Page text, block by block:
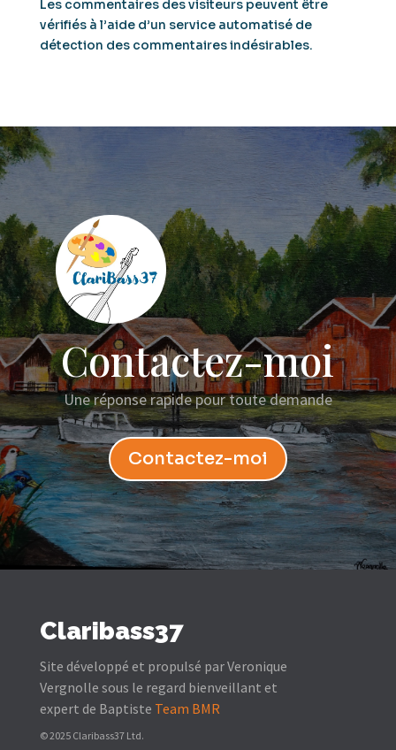
Les commentaires des visiteurs peuvent être
vérifiés à l’aide d’un service automatisé de
détection des commentaires indésirables.
Contactez-moi
Une réponse rapide pour toute demande
Contactez-moi
Claribass37
Site développé et propulsé par Veronique
Vergnolle sous le regard bienveillant et
expert de Baptiste Team BMR
© 2025 Claribass37 Ltd.